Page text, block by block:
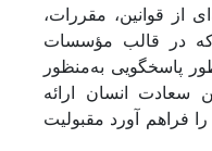
از قوانین، مقررات،
که در قالب مؤسسات
پاسخ­گویی به‌منظور
سعادت انسان ارائه
فراهم آورد مقبولیت